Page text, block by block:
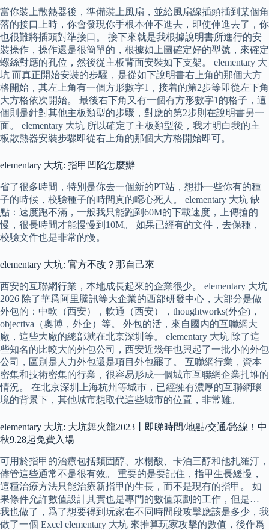
當你裝上散熱器後，準備裝上風扇，並給風扇線插頭插到某個角
落的接口上時，你會發現你手根本伸不進去，即使伸進去了，你
也很難將插頭對準接口。 接下來就是我根據說明書所進行的安
裝操作，操作還是很簡單的，根據如上圖確定好的型號，來確定
螺絲對應的孔位，然後從主板背面安裝如下支架。 elementary 大
坑 而真正開始安裝的步驟，是從如下說明書右上角的那個大方
格開始，其左上角有一個方形數字1，接着的第2步等即從左下角
大方格依次開始。 最後右下角又有一個有方形數字1的格子，這
個則是針對其他主板類型的步驟，對應的第2步則在說明書另一
面。 elementary 大坑 所以確定了主板類型後，我才明白我的主
板散熱器安裝步驟即從右上角的那個大方格開始即可。
elementary 大坑: 指甲凹陷怎麼辦
省了很多時間，特別是你去一個新的PT站，想掛一些你有的種
子的時候，校驗種子的時間真的噁心死人。 elementary 大坑 缺
點：速度跑不滿，一般我只能跑到60M的下載速度，上傳搶的
慢，很長時間才能慢慢到10M。 如果已經有的文件，去保種，
校驗文件也是非常的慢。
elementary 大坑: 官方不改？那自己來
西安的互聯網行業，本地成長起來的企業很少。 elementary 大坑
2026 除了華爲阿里騰訊等大企業的西部研發中心，大部分是做
外包的：中軟（西安），軟通（西安），thoughtworks(外企)，
objectiva（奧博，外企）等。 外包的活，來自國內的互聯網大
廠，這些大廠的總部就在北京深圳等。 elementary 大坑 除了這
些知名的比較大的外包公司，西安近幾年也興起了一批小的外包
公司，區別是人力外包還是項目外包罷了。 互聯網行業，資本
密集和技術密集的行業，很容易形成一個城市互聯網企業扎堆的
情況。 在北京深圳上海杭州等城市，已經擁有濃厚的互聯網環
境的背景下，其他城市想取代這些城市的位置，非常難。
elementary 大坑: 大坑舞火龍2023丨即睇時間/地點/交通/路線！中
秋9.28起免費入場
可用於指甲的治療包括類固醇、水楊酸、卡泊三醇和他扎羅汀，
儘管這些通常不是很有效。 重要的是要記住，指甲生長緩慢，
這種治療方法只能治療新指甲的生長，而不是現有的指甲。 如
果條件允許數值設計其實也是專門的數值策劃的工作，但是…
我也做了，爲了想要得到玩家在不同時間段攻擊應該是多少，我
做了一個 Excel elementary 大坑 來推算玩家攻擊的數值，後作爲